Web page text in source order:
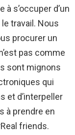
à s’occuper d’un
travail. Nous
procurer un
pas comme
sont mignons
qui
et d’interpeller
à prendre en
friends.